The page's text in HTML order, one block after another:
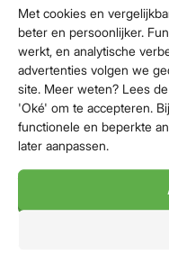
Met cookies en
beter en persoonlijker.
werkt, en analytische
advertenties volgen we
site. Meer weten? Lees
'Oké' om te accepteren.
functionele en beperkte
later aanpassen.
kleding verwijderen.
het wassen van kleding.
kunnen de stoffen
methode dus alleen in
Alternatieven
ook natuurlijke
azijn, citroenzuur en
: Giet een